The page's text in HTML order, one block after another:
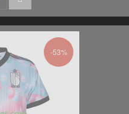
-53%